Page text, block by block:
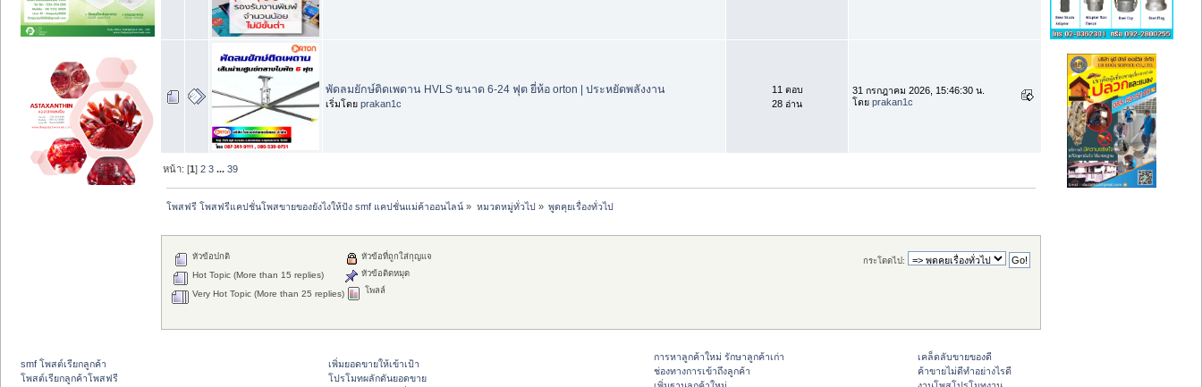
พัดลมยักษ์ติดเพดาน HVLS ขนาด 6-24 ฟุต ยี่ห้อ orton | ประหยัดพลังงาน
เริ่มโดย prakan1c
11 ตอบ
28 อ่าน
31 กรกฎาคม 2026, 15:46:30 น.
โดย prakan1c
หน้า: [1]2 3 ...39
โพสฟรี โพสฟรีแคปชั่นโพสขายของยังไงให้ปัง smf แคปชั่นแม่ค้าออนไลน์ » หมวดหมู่ทั่วไป» พูดคุยเรื่องทั่วไป
กระโดดไป:
หัวข้อปกติ
Hot Topic (More than 15 replies)
Very Hot Topic (More than 25 replies)
หัวข้อที่ถูกใส่กุญแจ
หัวข้อติดหมุด
โพลล์
smf โพสต์เรียกลูกค้า
โพสต์เรียกลูกค้าโพสฟรี
เพิ่มยอดขายให้เข้าเป้า
โปรโมทผลักดันยอดขาย
การหาลูกค้าใหม่ รักษาลูกค้าเก่า
ช่องทางการเข้าถึงลูกค้า
เคล็ดลับขายของดี
ค้าขายไม่ดีทำอย่างไรดี